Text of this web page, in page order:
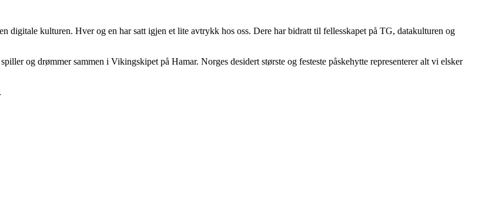
digitale kulturen. Hver og en har satt igjen et lite avtrykk hos oss. Dere har bidratt til fellesskapet på TG, datakulturen og
og drømmer sammen i Vikingskipet på Hamar. Norges desidert største og festeste påskehytte representerer alt vi elsker